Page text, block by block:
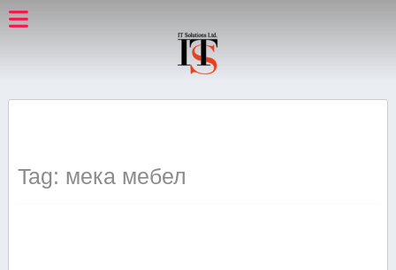
Tag: мека мебел